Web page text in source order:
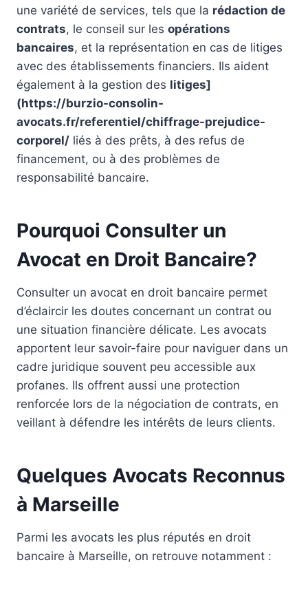
une variété de services, tels que la rédaction de
contrats, le conseil sur les opérations
bancaires, et la représentation en cas de litiges
avec des établissements financiers. Ils aident
également à la gestion des litiges]
(https://burzio-consolin-
avocats.fr/referentiel/chiffrage-prejudice-
corporel/ liés à des prêts, à des refus de
financement, ou à des problèmes de
responsabilité bancaire.
Pourquoi Consulter un
Avocat en Droit Bancaire?
Consulter un avocat en droit bancaire permet
d’éclaircir les doutes concernant un contrat ou
une situation financière délicate. Les avocats
apportent leur savoir-faire pour naviguer dans un
cadre juridique souvent peu accessible aux
profanes. Ils offrent aussi une protection
renforcée lors de la négociation de contrats, en
veillant à défendre les intérêts de leurs clients.
Quelques Avocats Reconnus
à Marseille
Parmi les avocats les plus réputés en droit
bancaire à Marseille, on retrouve notamment :